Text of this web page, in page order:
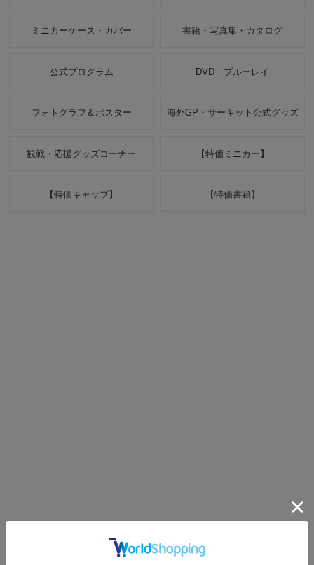
ミニカーケース・カバー 書籍・写真集・カタログ
公式プログラム DVD・ブルーレイ
フォトグラフ＆ポスター 海外GP・サーキット公式グッズ
観戦・応援グッズコーナー 【特価ミニカー】
【特価キャップ】 【特価書籍】